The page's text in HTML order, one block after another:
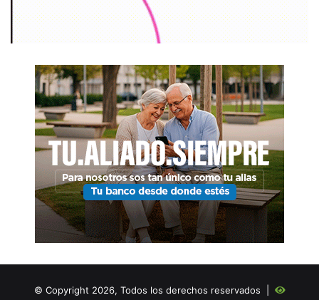
© Copyright 2026, Todos los derechos reservados |